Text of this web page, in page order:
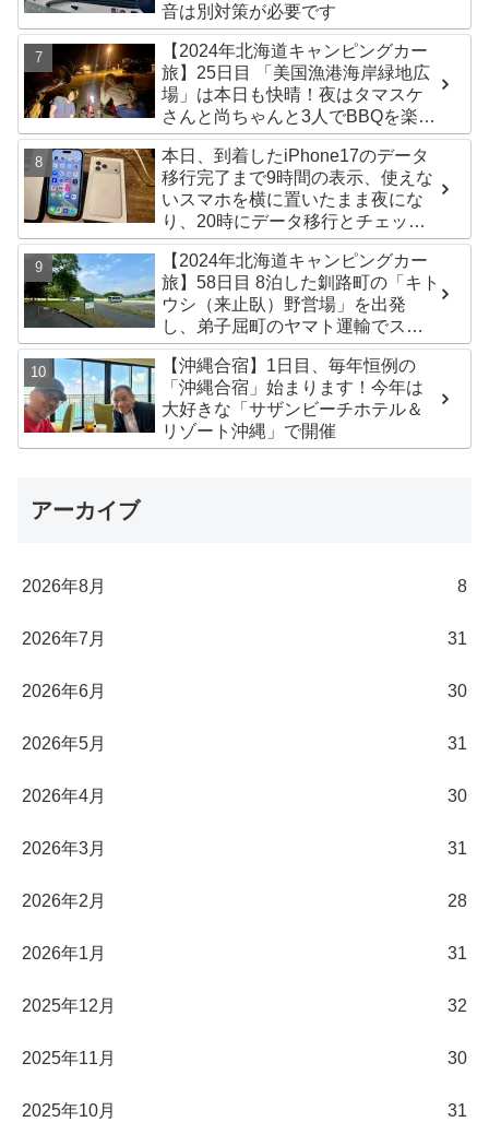
音は別対策が必要です
【2024年北海道キャンピングカー
旅】25日目 「美国漁港海岸緑地広
場」は本日も快晴！夜はタマスケ
さんと尚ちゃんと3人でBBQを楽し
みました♪
本日、到着したiPhone17のデータ
移行完了まで9時間の表示、使えな
いスマホを横に置いたまま夜にな
り、20時にデータ移行とチェック
が無事完了！午後からの写真がほ
ぼありません^^;
【2024年北海道キャンピングカー
旅】58日目 8泊した釧路町の「キト
ウシ（来止臥）野営場」を出発
し、弟子屈町のヤマト運輸でステ
ッカー受け取り！今日は北見市の
無料キャンプ場「つつじ公園キャ
ンプ場」まで
【沖縄合宿】1日目、毎年恒例の
「沖縄合宿」始まります！今年は
大好きな「サザンビーチホテル＆
リゾート沖縄」で開催
アーカイブ
2026年8月 8
2026年7月 31
2026年6月 30
2026年5月 31
2026年4月 30
2026年3月 31
2026年2月 28
2026年1月 31
2025年12月 32
2025年11月 30
2025年10月 31